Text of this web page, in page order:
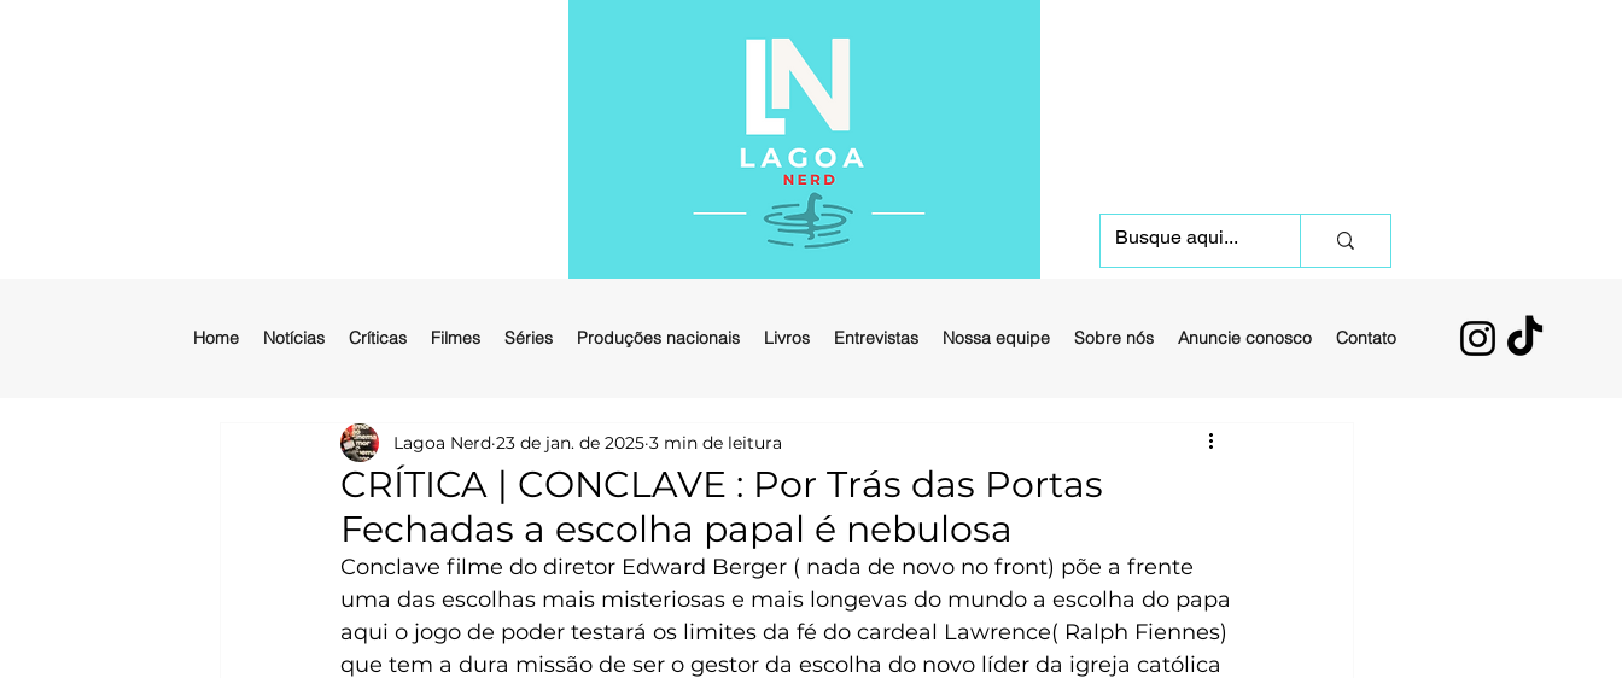
Home Notícias Críticas Filmes Séries Produções nacionais Livros Entrevistas Nossa equipe Sobre nós Anuncie conosco Contato
CRÍTICA | CONCLAVE : Por Trás das Portas
Fechadas a escolha papal é nebulosa
Lagoa Nerd 23 de jan. de 2025 3 min de leitura
Conclave filme do diretor Edward Berger ( nada de novo no front) põe a frente
uma das escolhas mais misteriosas e mais longevas do mundo a escolha do papa
aqui o jogo de poder testará os limites da fé do cardeal Lawrence( Ralph Fiennes)
que tem a dura missão de ser o gestor da escolha do novo líder da igreja católica